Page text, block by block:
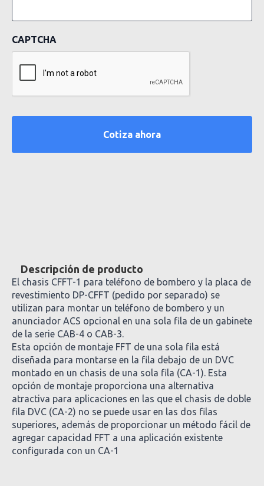
CAPTCHA
Descripción de producto
El chasis CFFT-1 para teléfono de bombero y la placa de
revestimiento DP-CFFT (pedido por separado) se
utilizan para montar un teléfono de bombero y un
anunciador ACS opcional en una sola fila de un gabinete
de la serie CAB-4 o CAB-3.
Esta opción de montaje FFT de una sola fila está
diseñada para montarse en la fila debajo de un DVC
montado en un chasis de una sola fila (CA-1). Esta
opción de montaje proporciona una alternativa
atractiva para aplicaciones en las que el chasis de doble
fila DVC (CA-2) no se puede usar en las dos filas
superiores, además de proporcionar un método fácil de
agregar capacidad FFT a una aplicación existente
configurada con un CA-1